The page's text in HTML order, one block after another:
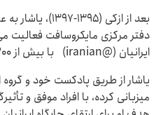
بعد از ازکی
دفتر مرکزی مایکروسافت فعالیت
ایرانیان (@iranian) با بیش از ۲۰۰ قسمت است.
یاشار از طریق پادکست خود و گروه
میزبانی کرده، با افراد موفق و